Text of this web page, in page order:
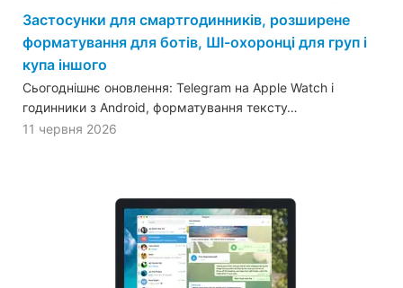
Застосунки для смартгодинників, розширене
форматування для ботів, ШІ-охоронці для груп і
купа іншого
Сьогоднішнє оновлення: Telegram на Apple Watch і
годинники з Android, форматування тексту…
11 червня 2026